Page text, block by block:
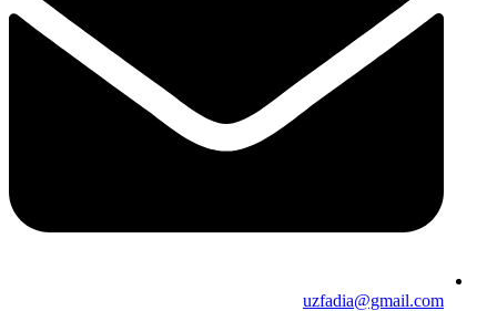
uzfadia@gmail.com